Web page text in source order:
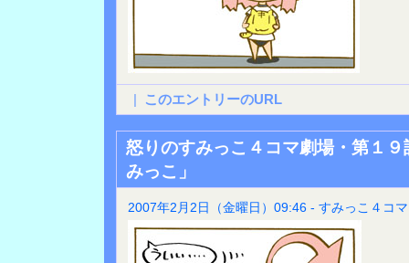
| このエントリーのURL
怒りのすみっこ４コマ劇場・第１
みっこ」
2007年2月2日（金曜日）09:46 - すみっこ４コマ